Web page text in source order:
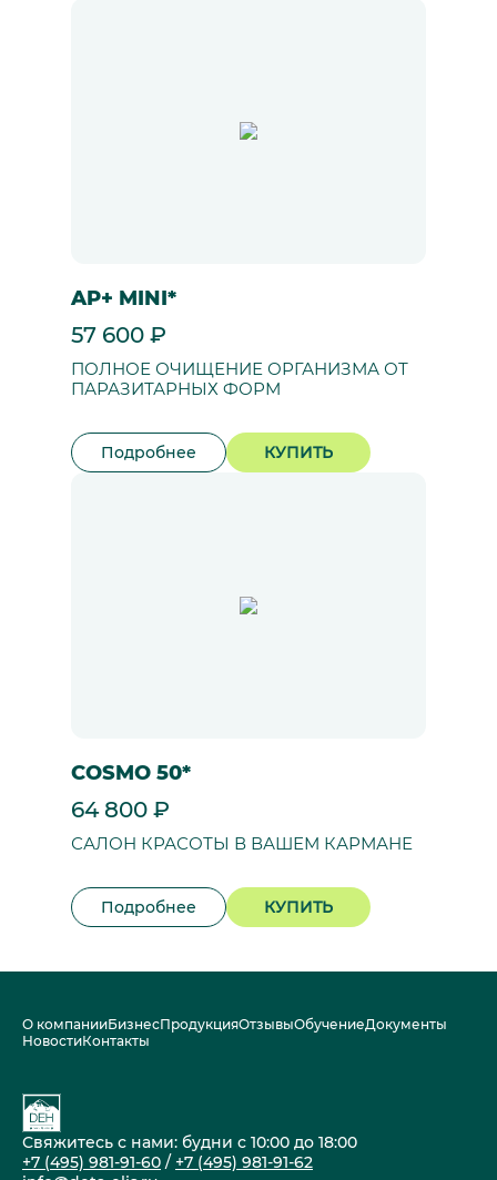
AP+ MINI*
57 600 ₽
ПОЛНОЕ ОЧИЩЕНИЕ ОРГАНИЗМА ОТ
ПАРАЗИТАРНЫХ ФОРМ
Подробнее КУПИТЬ
COSMO 50*
64 800 ₽
САЛОН КРАСОТЫ В ВАШЕМ КАРМАНЕ
Подробнее КУПИТЬ
О компанииБизнесПродукцияОтзывыОбучениеДокументы
НовостиКонтакты
Свяжитесь с нами: будни с 10:00 до 18:00
+7 (495) 981-91-60 / +7 (495) 981-91-62